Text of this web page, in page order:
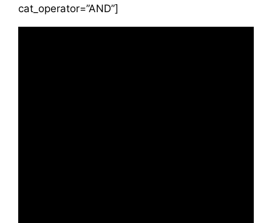
cat_operator=”AND”]